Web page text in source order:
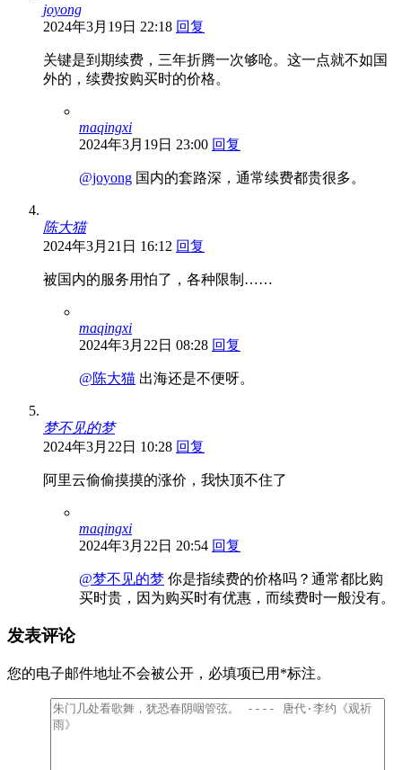
joyong
2024年3月19日 22:18 回复
关键是到期续费，三年折腾一次够呛。这一点就不如国
外的，续费按购买时的价格。
maqingxi
2024年3月19日 23:00 回复
@joyong 国内的套路深，通常续费都贵很多。
陈大猫
2024年3月21日 16:12 回复
被国内的服务用怕了，各种限制……
maqingxi
2024年3月22日 08:28 回复
@陈大猫 出海还是不便呀。
梦不见的梦
2024年3月22日 10:28 回复
阿里云偷偷摸摸的涨价，我快顶不住了
maqingxi
2024年3月22日 20:54 回复
@梦不见的梦 你是指续费的价格吗？通常都比购
买时贵，因为购买时有优惠，而续费时一般没有。
发表评论
您的电子邮件地址不会被公开， 必填项已用 *标注。